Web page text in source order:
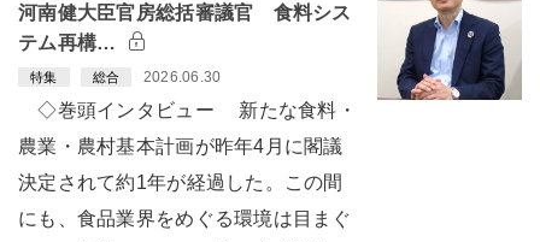
河南健大臣官房総括審議官 食料シス
テム再構…
特集 総合 2026.06.30
◇巻頭インタビュー 新たな食料・
農業・農村基本計画が昨年4月に閣議
決定されて約1年が経過した。この間
にも、食品業界をめぐる環境は目まぐ